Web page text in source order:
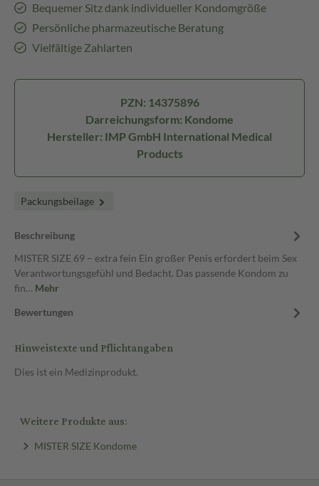
Bequemer Sitz dank individueller Kondomgröße
Persönliche pharmazeutische Beratung
Vielfältige Zahlarten
PZN: 14375896
Darreichungsform: Kondome
Hersteller: IMP GmbH International Medical
Products
Packungsbeilage
Beschreibung
MISTER SIZE 69 – extra fein Ein großer Penis erfordert beim Sex
Verantwortungsgefühl und Bedacht. Das passende Kondom zu
fin… Mehr
Bewertungen
Hinweistexte und Pflichtangaben
Dies ist ein Medizinprodukt.
Weitere Produkte aus:
MISTER SIZE Kondome